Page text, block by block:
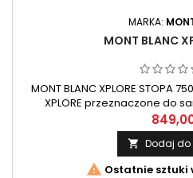
MARKA:
MONT BLANC
MONT BLANC XPLORE STOPA
XPLORE przeznaczone do
aplikacyjnej. Stopa
montażu do
 Dodaj do
 Ostatnie sztuki